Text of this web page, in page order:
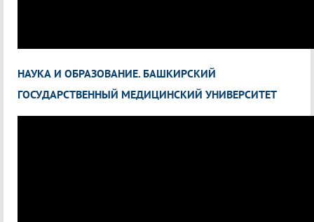
НАУКА И ОБРАЗОВАНИЕ. БАШКИРСКИЙ
ГОСУДАРСТВЕННЫЙ МЕДИЦИНСКИЙ УНИВЕРСИТЕТ